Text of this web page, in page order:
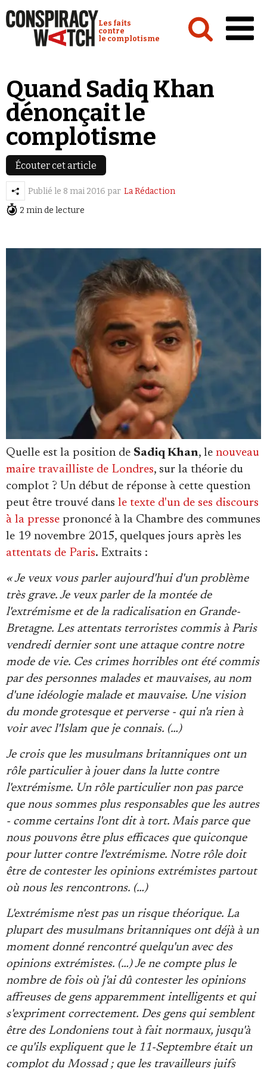
Conspiracy Watch :
Les faits
contre
le complotisme
Analyses
Conspipédia
Vidéos
Émissions
Revues de presse
Newsletter
Faire un don
Demander à Vera
Se connecter
Quand Sadiq Khan
dénonçait le
complotisme
Écouter cet article
Publié le 8 mai 2016 par La Rédaction
2 min de lecture
Quelle est la position de Sadiq Khan, le nouveau
maire travailliste de Londres, sur la théorie du
complot ? Un début de réponse à cette question
peut être trouvé dans le texte d'un de ses discours
à la presse prononcé à la Chambre des communes
le 19 novembre 2015, quelques jours après les
attentats de Paris. Extraits :
« Je veux vous parler aujourd'hui d'un problème
très grave. Je veux parler de la montée de
l'extrémisme et de la radicalisation en Grande-
Bretagne. Les attentats terroristes commis à Paris
vendredi dernier sont une attaque contre notre
mode de vie. Ces crimes horribles ont été commis
par des personnes malades et mauvaises, au nom
d'une idéologie malade et mauvaise. Une vision
du monde grotesque et perverse - qui n'a rien à
voir avec l'Islam que je connais. (…)
Je crois que les musulmans britanniques ont un
rôle particulier à jouer dans la lutte contre
l'extrémisme. Un rôle particulier non pas parce
que nous sommes plus responsables que les autres
- comme certains l'ont dit à tort. Mais parce que
nous pouvons être plus efficaces que quiconque
pour lutter contre l'extrémisme. Notre rôle doit
être de contester les opinions extrémistes partout
où nous les rencontrons. (…)
L'extrémisme n'est pas un risque théorique. La
plupart des musulmans britanniques ont déjà à un
moment donné rencontré quelqu'un avec des
opinions extrémistes. (…) Je ne compte plus le
nombre de fois où j'ai dû contester les opinions
affreuses de gens apparemment intelligents et qui
s'expriment correctement. Des gens qui semblent
être des Londoniens tout à fait normaux, jusqu'à
ce qu'ils expliquent que le 11-Septembre était un
complot du Mossad ; que les travailleurs juifs